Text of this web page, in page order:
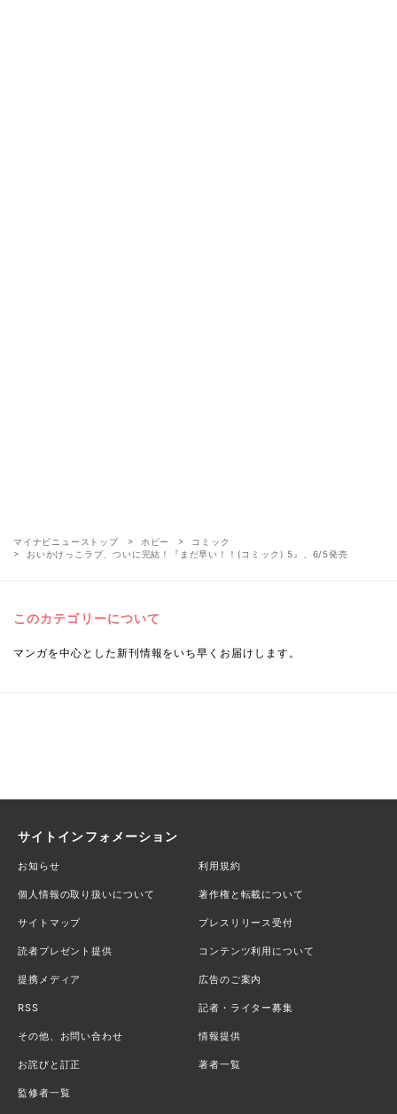
マイナビニューストップ ホビー
コミック
おいかけっこラブ、ついに完結！『まだ早い！！(コミック) 5』、6/5発売
このカテゴリーについて
マンガを中心とした新刊情報をいち早くお届けします。
サイトインフォメーション
お知らせ 利用規約
個人情報の取り扱いについて 著作権と転載について
サイトマップ プレスリリース受付
読者プレゼント提供 コンテンツ利用について
提携メディア 広告のご案内
RSS 記者・ライター募集
その他、お問い合わせ 情報提供
お詫びと訂正 著者一覧
監修者一覧